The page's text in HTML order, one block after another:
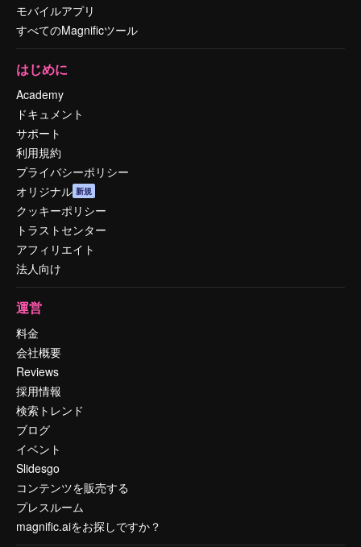
モバイルアプリ
すべてのMagnificツール
はじめに
Academy
ドキュメント
サポート
利用規約
プライバシーポリシー
オリジナル 新規
クッキーポリシー
トラストセンター
アフィリエイト
法人向け
運営
料金
会社概要
Reviews
採用情報
検索トレンド
ブログ
イベント
Slidesgo
コンテンツを販売する
プレスルーム
magnific.aiをお探しですか？